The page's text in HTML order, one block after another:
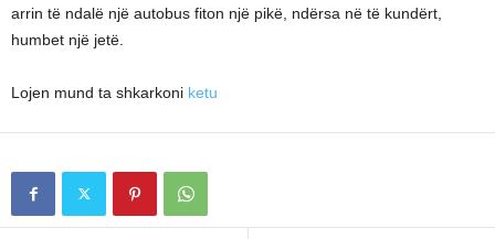
arrin të ndalë një autobus fiton një pikë, ndërsa në të kundërt,
humbet një jetë.
Lojen mund ta shkarkoni ketu